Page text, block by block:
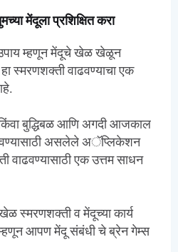
मेंदूला प्रशिक्षित करा
उपाय म्हणून मेंदूचे खेळ खेळून
स्मरणशक्ती वाढवण्याचा एक
बुद्धिबळ आणि अगदी आजकाल
असलेले अॅप्लिकेशन
वाढवण्यासाठी एक उत्तम साधन
स्मरणशक्ती व मेंदूच्या कार्य
म्हणून आपण मेंदू संबंधी चे ब्रेन गेम्स